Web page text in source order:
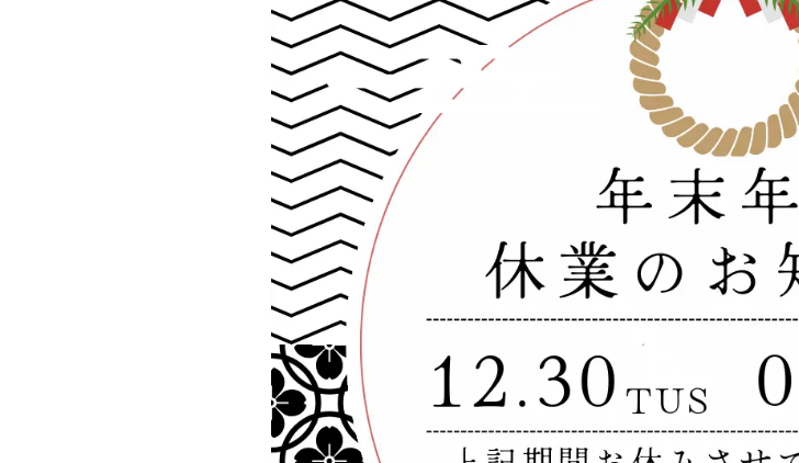
利用規約運営会社
©︎Park Biz WAKAYAMA / Photo by 今西浩文